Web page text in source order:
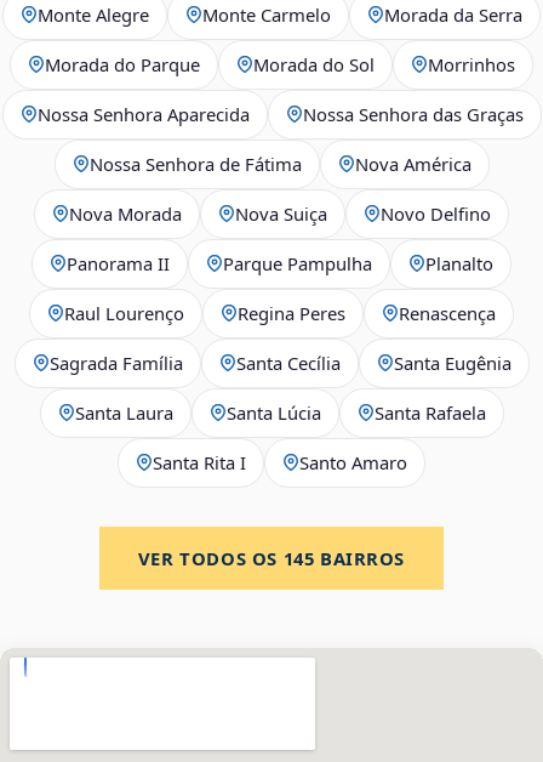
Monte Alegre Monte Carmelo Morada da Serra
Morada do Parque Morada do Sol Morrinhos
Nossa Senhora Aparecida Nossa Senhora das Graças
Nossa Senhora de Fátima Nova América
Nova Morada Nova Suiça Novo Delfino
Panorama II Parque Pampulha Planalto
Raul Lourenço Regina Peres Renascença
Sagrada Família Santa Cecília Santa Eugênia
Santa Laura Santa Lúcia Santa Rafaela
Santa Rita I Santo Amaro
VER TODOS OS 145 BAIRROS